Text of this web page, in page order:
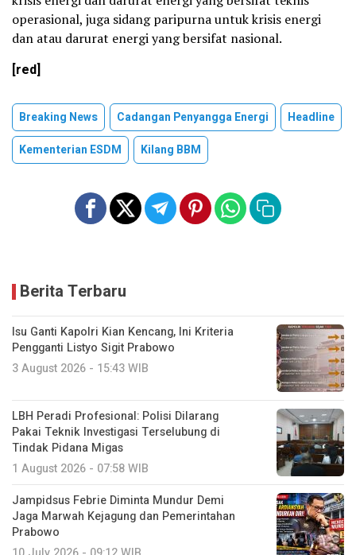
operasional, juga sidang paripurna untuk krisis energi
dan atau darurat energi yang bersifat nasional.
[red]
Breaking News Cadangan Penyangga Energi
Headline
Kementerian ESDM
Kilang BBM
Berita Terbaru
Isu Ganti Kapolri Kian Kencang, Ini Kriteria
Pengganti Listyo Sigit Prabowo
3 August 2026 - 15:43 WIB
LBH Peradi Profesional: Polisi Dilarang
Pakai Teknik Investigasi Terselubung di
Tindak Pidana Migas
1 August 2026 - 07:58 WIB
Jampidsus Febrie Diminta Mundur Demi
Jaga Marwah Kejagung dan Pemerintahan
Prabowo